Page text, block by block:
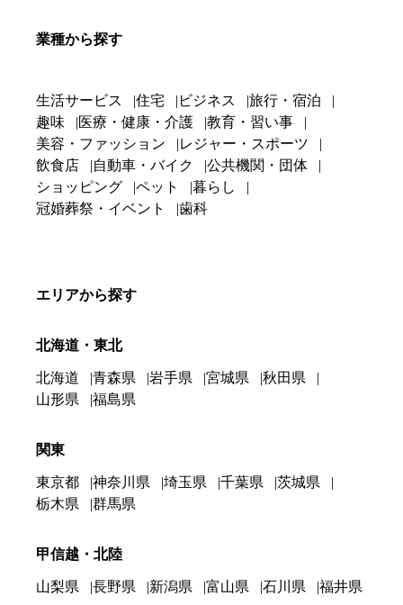
業種から探す
生活サービス 住宅 ビジネス
旅行・宿泊
趣味
医療・健康・介護
教育・習い事
美容・ファッション
レジャー・スポーツ
飲食店
自動車・バイク
公共機関・団体
ショッピング
ペット
暮らし
冠婚葬祭・イベント
歯科
エリアから探す
北海道・東北
北海道 青森県 岩手県 宮城県
秋田県
山形県
福島県
関東
東京都 神奈川県 埼玉県 千葉県
茨城県
栃木県
群馬県
甲信越・北陸
山梨県 長野県 新潟県 富山県 石川県 福井県